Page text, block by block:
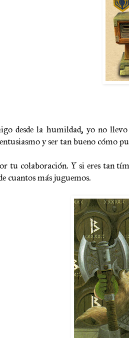
desde la humildad, yo no
y ser tan bueno cómo
tu colaboración. Y si eres tan
cuantos más juguemos.